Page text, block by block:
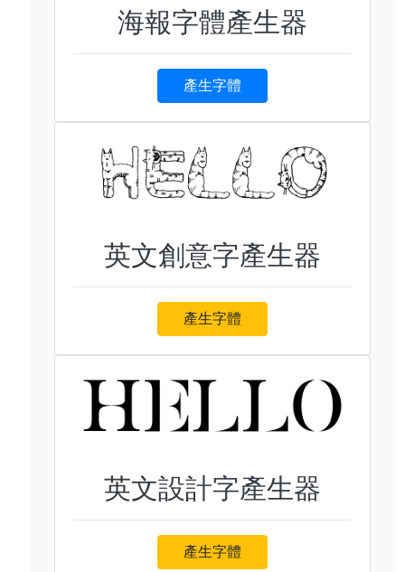
海報字體產生器
產生字體
英文創意字產生器
產生字體
英文設計字產生器
產生字體